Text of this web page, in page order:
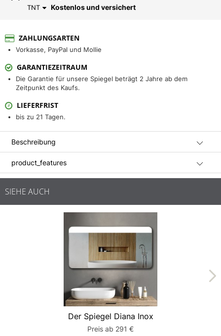
TNT Kostenlos und versichert
ZAHLUNGSARTEN
Vorkasse, PayPal und Mollie
GARANTIEZEITRAUM
Die Garantie für unsere Spiegel beträgt 2 Jahre ab dem
Zeitpunkt des Kaufs.
LIEFERFRIST
bis zu 21 Tagen.
Beschreibung
product_features
SIEHE AUCH
Der Spiegel Diana Inox
Preis ab 291 €